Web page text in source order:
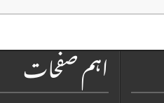
اہم صفحات